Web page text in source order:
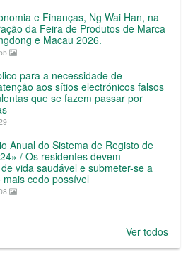
e Finanças, Ng Wai Han, na
da Feira de Produtos de Marca
e Macau 2026.
para a necessidade de
aos sítios electrónicos falsos
que se fazem passar por
Anual do Sistema de Registo de
/ Os residentes devem
vida saudável e submeter-se a
cedo possível
Ver todos